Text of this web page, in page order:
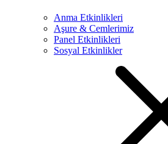
Anma Etkinlikleri
Aşure & Cemlerimiz
Panel Etkinlikleri
Sosyal Etkinlikler